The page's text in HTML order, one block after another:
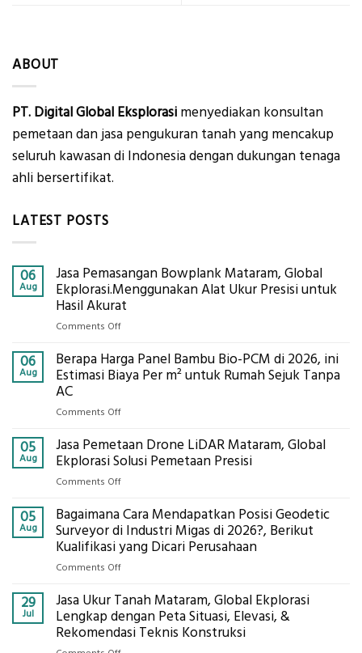
ABOUT
PT. Digital Global Eksplorasi menyediakan konsultan
pemetaan dan jasa pengukuran tanah yang mencakup
seluruh kawasan di Indonesia dengan dukungan tenaga
ahli bersertifikat.
LATEST POSTS
06
Aug
Jasa Pemasangan Bowplank Mataram, Global
Ekplorasi.Menggunakan Alat Ukur Presisi untuk
Hasil Akurat
Comments Offon
Pemasangan
Bowplank
Ukur
Presisi
untuk
Akurat
06
Aug
Berapa Harga Panel Bambu Bio-PCM di 2026, ini
Estimasi Biaya Per m² untuk Rumah Sejuk Tanpa
AC
Comments Offon
Harga
Panel
di
2026,
ini
Estimasi
Per
m²
untuk
05
Aug
Jasa Pemetaan Drone LiDAR Mataram, Global
Ekplorasi Solusi Pemetaan Presisi
Comments Offon
Pemetaan
Drone
LiDAR
Mataram,
Solusi
Pemetaan
Presisi
05
Aug
Bagaimana Cara Mendapatkan Posisi Geodetic
Surveyor di Industri Migas di 2026?, Berikut
Kualifikasi yang Dicari Perusahaan
Comments Offon
Cara
Mendapatkan
Posisi
29
Jul
Jasa Ukur Tanah Mataram, Global Ekplorasi
Lengkap dengan Peta Situasi, Elevasi, &
Rekomendasi Teknis Konstruksi